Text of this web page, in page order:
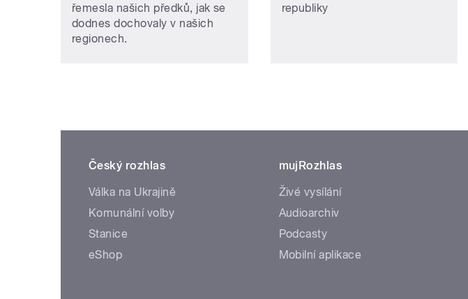
řemesla našich předků, jak se
dodnes dochovaly v našich
regionech.
republiky
Český rozhlas
Válka na Ukrajině
Komunální volby
Stanice
eShop
mujRozhlas
Živé vysílání
Audioarchiv
Podcasty
Mobilní aplikace